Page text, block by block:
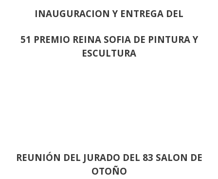
INAUGURACION Y ENTREGA DEL
51 PREMIO REINA SOFIA DE PINTURA Y
ESCULTURA
REUNIÓN DEL JURADO DEL 83 SALON DE
OTOÑO